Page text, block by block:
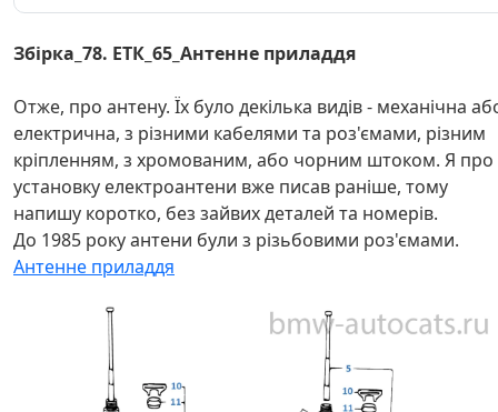
Збірка_78. ЕТК_65_Антенне приладдя
Отже, про антену. Їх було декілька видів - механічна
електрична, з різними кабелями та роз'ємами, різним
кріпленням, з хромованим, або чорним штоком. Я про
установку електроантени вже писав раніше, тому
напишу коротко, без зайвих деталей та номерів.
До 1985 року антени були з різьбовими роз'ємами.
Антенне приладдя